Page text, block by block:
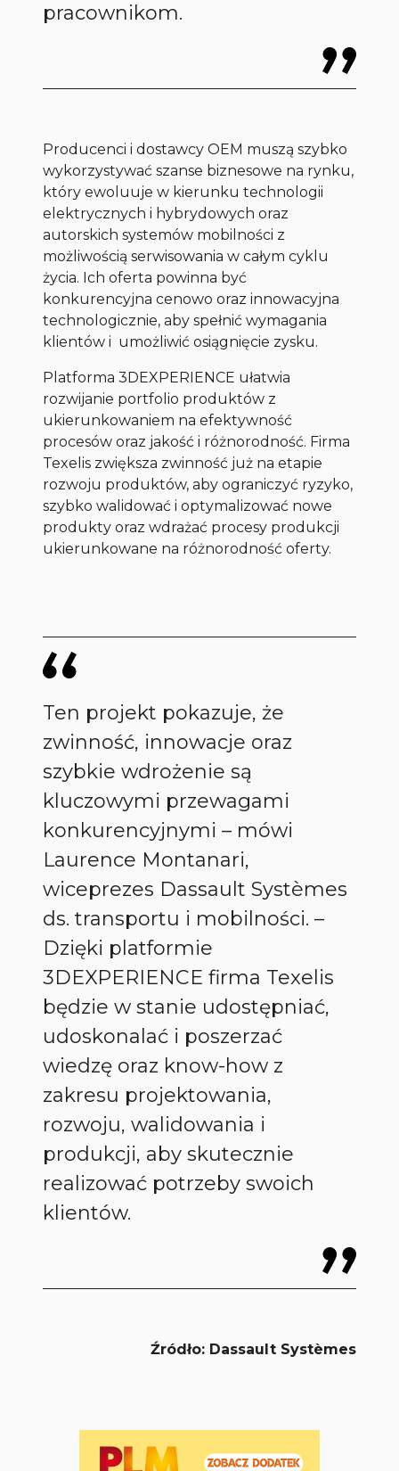
pracownikom.
Producenci i dostawcy OEM muszą szybko
wykorzystywać szanse biznesowe na rynku,
który ewoluuje w kierunku technologii
elektrycznych i hybrydowych oraz
autorskich systemów mobilności z
możliwością serwisowania w całym cyklu
życia. Ich oferta powinna być
konkurencyjna cenowo oraz innowacyjna
technologicznie, aby spełnić wymagania
klientów i umożliwić osiągnięcie zysku.
Platforma 3DEXPERIENCE ułatwia
rozwijanie portfolio produktów z
ukierunkowaniem na efektywność
procesów oraz jakość i różnorodność. Firma
Texelis zwiększa zwinność już na etapie
rozwoju produktów, aby ograniczyć ryzyko,
szybko walidować i optymalizować nowe
produkty oraz wdrażać procesy produkcji
ukierunkowane na różnorodność oferty.
Ten projekt pokazuje, że
zwinność, innowacje oraz
szybkie wdrożenie są
kluczowymi przewagami
konkurencyjnymi – mówi
Laurence Montanari,
wiceprezes Dassault Systèmes
ds. transportu i mobilności. –
Dzięki platformie
3DEXPERIENCE firma Texelis
będzie w stanie udostępniać,
udoskonalać i poszerzać
wiedzę oraz know-how z
zakresu projektowania,
rozwoju, walidowania i
produkcji, aby skutecznie
realizować potrzeby swoich
klientów.
Źródło: Dassault Systèmes